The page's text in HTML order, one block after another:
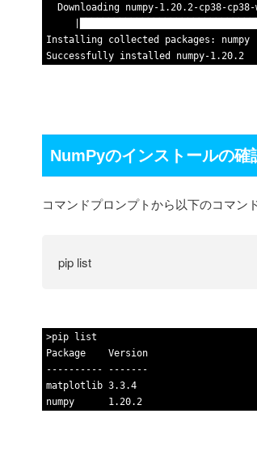
Downloading numpy-1 . 20. 2-cp38-cp38-
Installing collected packages :
numpy
Successfully installed numpy-1 . 20. 2
NumPyのインストールの確
コマンドプロンプトから以下のコマン
pip list
>pip list
Package
Version
-- -- -- -- -- -- -- -- -
matplotlib 3.3.4
numpy
1 . 20. 2